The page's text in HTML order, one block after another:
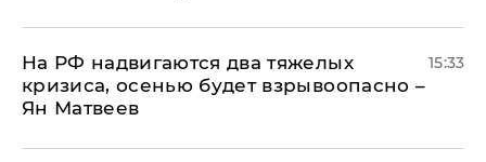
На РФ надвигаются два тяжелых
кризиса, осенью будет взрывоопасно –
Ян Матвеев
15:33